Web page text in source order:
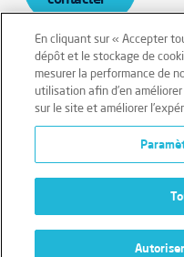
Mentions légales
Politique de cookies
En cliquant sur « Accepter
dépôt et le stockage de
mesurer la performance de
utilisation afin d’en
sur le site et améliorer